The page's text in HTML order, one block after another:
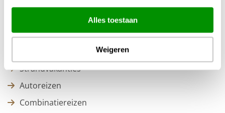
Alles toestaan
Weigeren
Safarireizen
Strandvakanties
Autoreizen
Combinatiereizen